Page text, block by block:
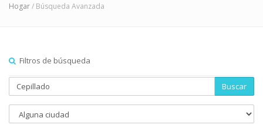
Hogar/ Búsqueda Avanzada
Filtros de búsqueda
Buscar